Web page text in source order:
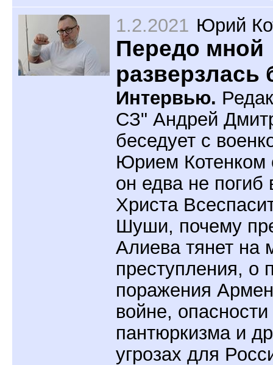
1.2.2021 Юрий
Передо мной
разверзлась
Интервью.
СЗ" Андрей
беседует c
Юрием Котенком
он едва не погиб
Христа
Шуши, почему
Алиева тянет на
преступления, о
поражения
войне, опасности
пантюркизма и
угрозах для